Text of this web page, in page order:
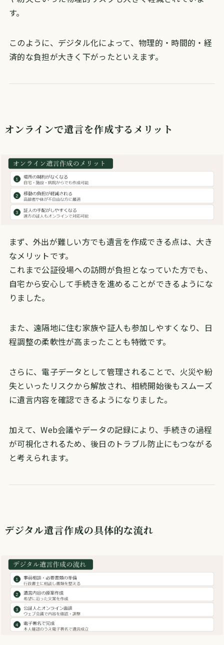
す。
このように、デジタル化によって、物理的・時間的・経
済的な負担が大きく下がったといえます。
オンラインで遺言を作成するメリット
まず、外出が難しい方でも遺言を作成できる点は、大き
なメリットです。
これまで公証役場への訪問が負担となっていた方でも、
自宅から安心して手続きを進めることができるようにな
りました。
また、遠隔地に住む家族や証人も参加しやすくなり、日
程調整の柔軟性が高まったことも特徴です。
さらに、電子データとして管理されることで、火災や紛
失といったリスクから解放され、相続開始後もスムーズ
に遺言内容を確認できるようになりました。
加えて、Web会議やデータの記録により、手続きの過程
が可視化されるため、後日のトラブル防止にもつながる
と考えられます。
デジタル遺言作成の具体的な流れ